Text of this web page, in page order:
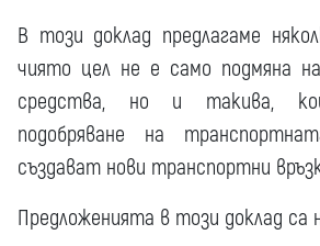
В този доклад предлагаме
чиято цел не е само подмяна
средства, но и такива,
подобряване на
създават нови транспортни
Предложенията в този доклад са